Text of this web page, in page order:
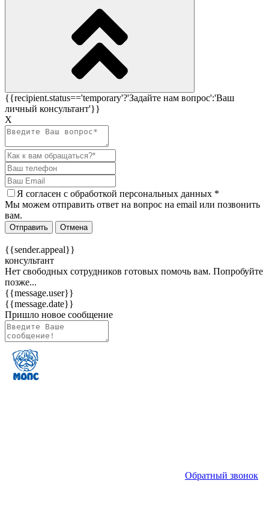
{{recipient.status=='temporary'?'Задайте нам вопрос':'Ваш
личный консультант'}}
Х
Я согласен c обработкой персональных данных *
Мы можем отправить ответ на вопрос на email или позвонить
вам.
Отправить Отмена
{{sender.appeal}}
консультант
Нет свободных сотрудников готовых помочь вам. Попробуйте
позже...
{{message.user}}
{{message.date}}
Пришло новое сообщение
Обратный звонок